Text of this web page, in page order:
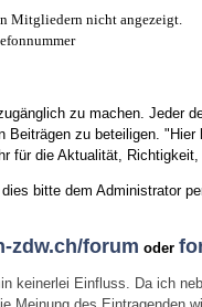
Mitgliedern nicht angezeigt.
zu machen. Jeder
zu beteiligen.
die Aktualität,
bitte dem Administrator
zdw.ch/forum oder
keinerlei Einfluss. Da ich